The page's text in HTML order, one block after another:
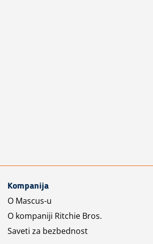
Kompanija
O Mascus-u
O kompaniji Ritchie Bros.
Saveti za bezbednost